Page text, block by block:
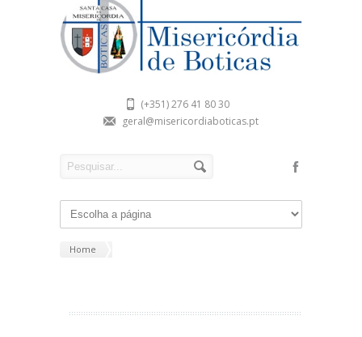
(+351) 276 41 80 30
geral@misericordiaboticas.pt
Home